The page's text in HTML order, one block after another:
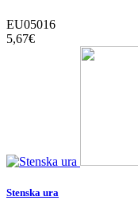
EU05016
5,67‎€
Stenska ura